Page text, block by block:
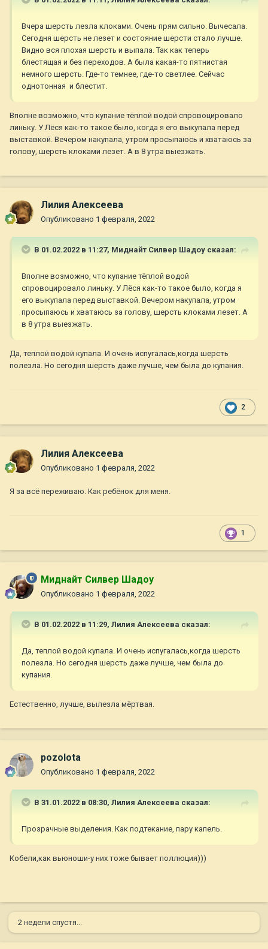
Вчера шерсть лезла клоками. Очень прям сильно. Вычесала.
Сегодня шерсть не лезет и состояние шерсти стало лучше.
Видно вся плохая шерсть и выпала. Так как теперь
блестящая и без переходов. А была какая-то пятнистая
немного шерсть. Где-то темнее, где-то светлее. Сейчас
однотонная и блестит.
Вполне возможно, что купание тёплой водой спровоцировало
линьку. У Лёся как-то такое было, когда я его выкупала перед
выставкой. Вечером накупала, утром просыпаюсь и хватаюсь за
голову, шерсть клоками лезет. А в 8 утра выезжать.
Лилия Алексеева
Опубликовано 1 февраля, 2022
В 01.02.2022 в 11:27, Миднайт Силвер Шадоу сказал:
Вполне возможно, что купание тёплой водой
спровоцировало линьку. У Лёся как-то такое было, когда я
его выкупала перед выставкой. Вечером накупала, утром
просыпаюсь и хватаюсь за голову, шерсть клоками лезет. А
в 8 утра выезжать.
Да, теплой водой купала. И очень испугалась,когда шерсть
полезла. Но сегодня шерсть даже лучше, чем была до купания.
2
Лилия Алексеева
Опубликовано 1 февраля, 2022
Я за всё переживаю. Как ребёнок для меня.
1
Миднайт Силвер Шадоу
Опубликовано 1 февраля, 2022
В 01.02.2022 в 11:29, Лилия Алексеева сказал:
Да, теплой водой купала. И очень испугалась,когда шерсть
полезла. Но сегодня шерсть даже лучше, чем была до
купания.
Естественно, лучше, вылезла мёртвая.
pozolota
Опубликовано 1 февраля, 2022
В 31.01.2022 в 08:30, Лилия Алексеева сказал:
Прозрачные выделения. Как подтекание, пару капель.
Кобели,как вьюноши-у них тоже бывает поллюция)))
2 недели спустя...